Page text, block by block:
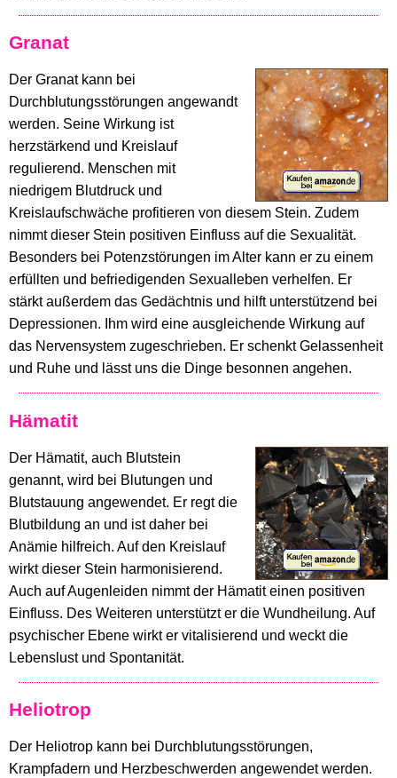
Granat
Der Granat kann bei
Durchblutungsstörungen angewandt
werden. Seine Wirkung ist
herzstärkend und Kreislauf
regulierend. Menschen mit
niedrigem Blutdruck und
Kreislaufschwäche profitieren von diesem Stein. Zudem
nimmt dieser Stein positiven Einfluss auf die Sexualität.
Besonders bei Potenzstörungen im Alter kann er zu einem
erfüllten und befriedigenden Sexualleben verhelfen. Er
stärkt außerdem das Gedächtnis und hilft unterstützend bei
Depressionen. Ihm wird eine ausgleichende Wirkung auf
das Nervensystem zugeschrieben. Er schenkt Gelassenheit
und Ruhe und lässt uns die Dinge besonnen angehen.
Hämatit
Der Hämatit, auch Blutstein
genannt, wird bei Blutungen und
Blutstauung angewendet. Er regt die
Blutbildung an und ist daher bei
Anämie hilfreich. Auf den Kreislauf
wirkt dieser Stein harmonisierend.
Auch auf Augenleiden nimmt der Hämatit einen positiven
Einfluss. Des Weiteren unterstützt er die Wundheilung. Auf
psychischer Ebene wirkt er vitalisierend und weckt die
Lebenslust und Spontanität.
Heliotrop
Der Heliotrop kann bei Durchblutungsstörungen,
Krampfadern und Herzbeschwerden angewendet werden.